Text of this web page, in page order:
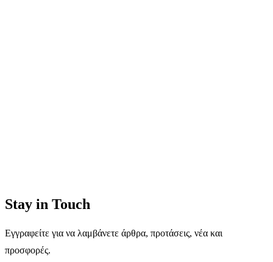
Stay in Touch
Εγγραφείτε για να λαμβάνετε άρθρα, προτάσεις, νέα και
προσφορές.